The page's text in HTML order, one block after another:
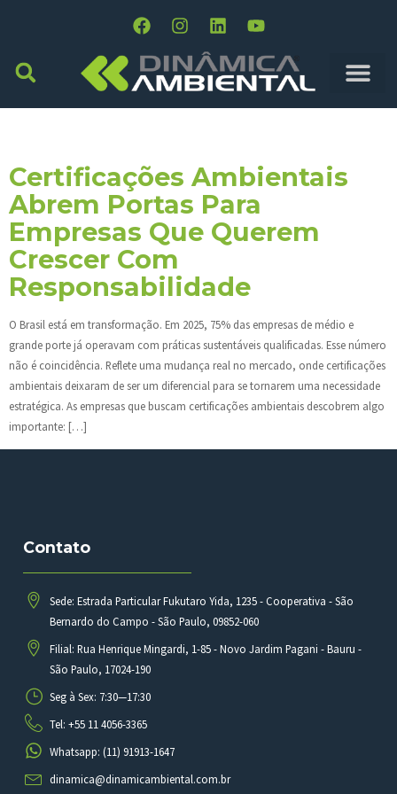
Certificações Ambientais
Abrem Portas Para
Empresas Que Querem
Crescer Com
Responsabilidade
O Brasil está em transformação. Em 2025, 75% das empresas de médio e
grande porte já operavam com práticas sustentáveis qualificadas. Esse número
não é coincidência. Reflete uma mudança real no mercado, onde certificações
ambientais deixaram de ser um diferencial para se tornarem uma necessidade
estratégica. As empresas que buscam certificações ambientais descobrem algo
importante: […]
Contato
Sede: Estrada Particular Fukutaro Yida, 1235 - Cooperativa - São
Bernardo do Campo - São Paulo, 09852-060
Filial: Rua Henrique Mingardi, 1-85 - Novo Jardim Pagani - Bauru -
São Paulo, 17024-190
Seg à Sex: 7:30—17:30
Tel: +55 11 4056-3365
Whatsapp: (11) 91913-1647
dinamica@dinamicambiental.com.br